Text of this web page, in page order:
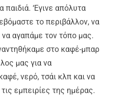
‘Εγινε απόλυτα
το περιβάλλον, να
να αγαπάμε τον τόπο μας.
στο καφέ-μπαρ
μας για να
νερό, τσάι κλπ και να
εμπειρίες της ημέρας.